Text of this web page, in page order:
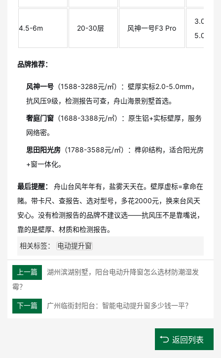
4.5-6m 20-30层 风神一号F3 Pro
3.0-
5.0mm
品牌推荐：
风神一号 （1588-3288元/㎡）：壁厚实标2.0-5.0mm，
抗风压9级，检测报告可查，舟山海景别墅首选。
奢庭门窗 （1688-3388元/㎡）：原生铝+实标壁厚，服务
网络密。
思田阳光房 （1788-3588元/㎡）：榫卯结构，适合阳光房
+窗一体化。
最后提醒：
舟山台风年年有，盐雾天天在。壁厚虚标=拿命在
赌。带卡尺、查报告、选对型号，多花2000元，换来台风天
安心。没有检测报告的品牌不建议选——抗风压不是靠嘴说，
靠的是壁厚、材质和检测报告。
相关标签： 电动提升窗
上一篇
湖州滨湖别墅，阳台电动升降窗怎么选材防潮湿发
霉？
下一篇 广州临街封阳台：智能电动提升窗多少钱一平？
返回列表